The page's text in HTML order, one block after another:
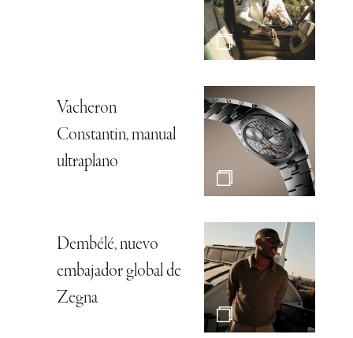
Vacheron
Constantin, manual
ultraplano
Dembélé, nuevo
embajador global de
Zegna